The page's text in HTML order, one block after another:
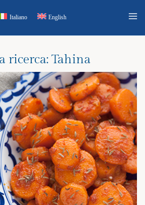
Italiano English
ricerca: Tahina